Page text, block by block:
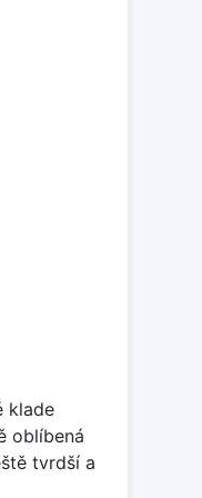
klade
oblíbená
tvrdší a